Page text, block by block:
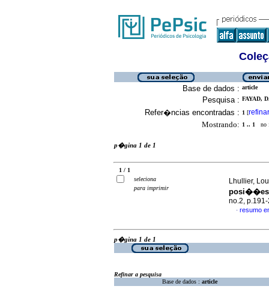
Base de dados : article
Pesquisa : FAYAD,
Refer�ncias encontradas : 1 [refinar
Mostrando: 1 .. 1 no
p�gina 1 de 1
1 / 1
seleciona
para imprimir
Lhullier,
posi��es
no.2,
· resumo
p�gina 1 de 1
Refinar a pesquisa
Base de dados : article